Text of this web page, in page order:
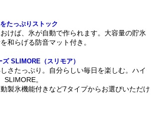
たっぷりストック
けば、氷が自動で作られます。大容量の貯氷
和らげる防音マット付き。
SLIMORE（スリモア）
さたっぷり。自分らしい毎日を楽しむ。ハイ
SLIMORE。
製氷機能付きなど7タイプからお選びいただけ